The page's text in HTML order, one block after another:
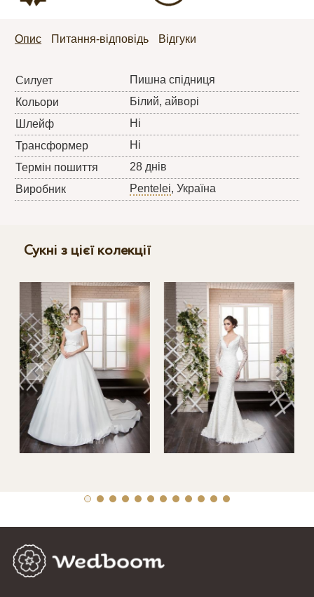
Опис Питання-відповідь Відгуки
Силует
Пишна спідниця
Кольори
Білий, айворі
Шлейф
Ні
Трансформер
Ні
Термін пошиття
28 днів
Виробник
Pentelei, Україна
Сукні з цієї колекції